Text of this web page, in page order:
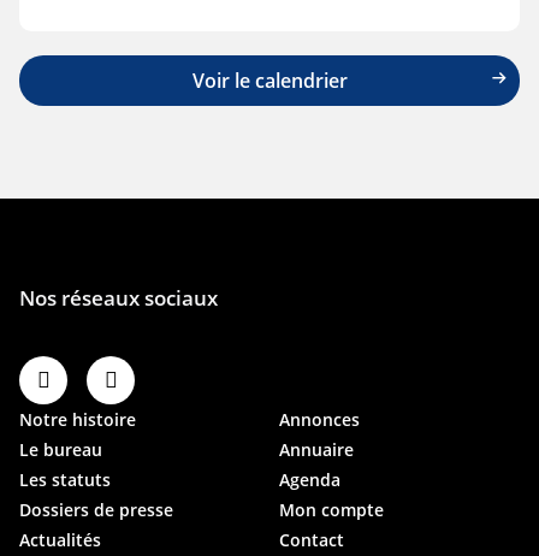
Voir le calendrier
Notre histoire
Le bureau
Les statuts
Dossiers de presse
Actualités
Annonces
Annuaire
Agenda
Mon compte
Contact